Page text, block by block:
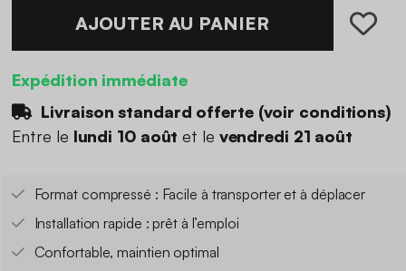
AJOUTER AU PANIER
Expédition immédiate
Livraison standard offerte (voir conditions)
Entre le lundi 10 août et le vendredi 21 août
Format compressé : Facile à transporter et à déplacer
Installation rapide : prêt à l’emploi
Confortable, maintien optimal